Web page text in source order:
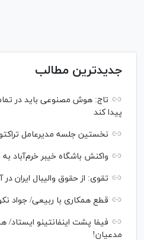
جدیدترین مطالب
تاج: هوش مصنوعی باید در
پیدا کند
نخستین جلسه مدیرعامل
واکنش باشگاه خیبر خرم‌آباد
تقوی: از حقوق والیبال ایران
قطع همکاری با ربیعی/ جواد
فیفا پشت اینفانتینو ایستاد/
مدعیان!